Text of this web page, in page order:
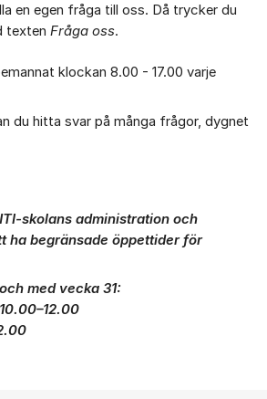
en egen fråga till oss. Då trycker du
texten Fråga oss.
klockan 8.00 - 17.00 varje
du hitta svar på många frågor, dygnet
skolans administration och
ha begränsade öppettider för
med vecka 31: